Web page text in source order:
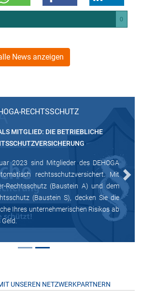
0
News anzeigen
RECHTSSCHUTZ
MITGLIED: DIE BETRIEBLICHE
2023 sind Mitglieder des DEHOGA
rechtsschutzversichert. Mit
Rechtsschutz (Baustein A) und dem
(Baustein S), decken Sie die
Ihres unternehmerischen Risikos ab
Next
UNSEREN NETZWERKPARTNERN